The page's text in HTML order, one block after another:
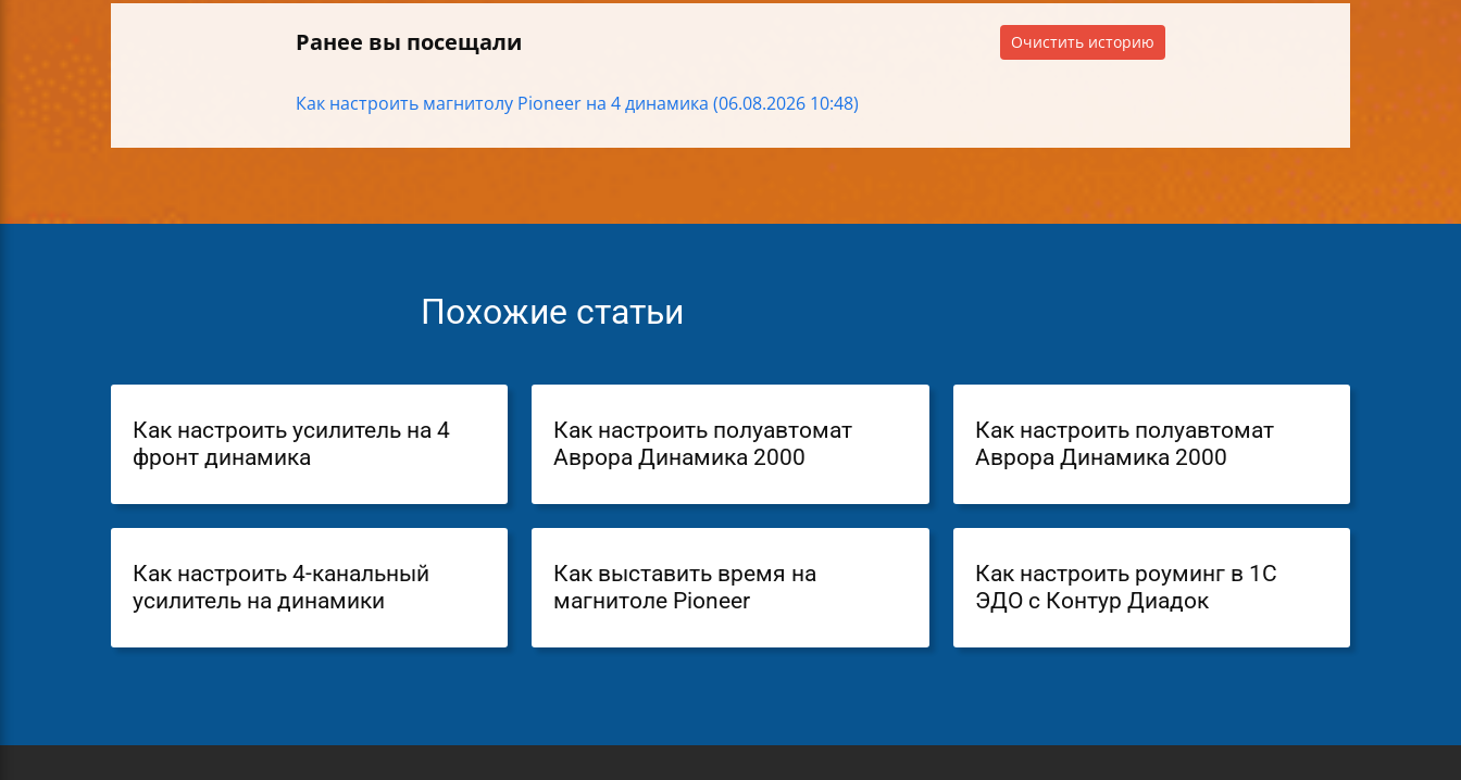
Ранее вы посещали Очистить историю
Как настроить магнитолу Pioneer на 4 динамика (06.08.2026 10:48)
Похожие статьи
Как настроить усилитель на 4
фронт динамика
Как настроить полуавтомат
Аврора Динамика 2000
Как настроить полуавтомат
Аврора Динамика 2000
Как настроить 4-канальный
усилитель на динамики
Как выставить время на
магнитоле Pioneer
Как настроить роуминг в 1С
ЭДО с Контур Диадок